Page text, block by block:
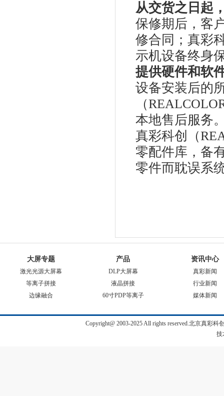
从交货之日起
保修期后，客
修合同；真彩
示机设备终身
提供硬件和软
设备安装后的
（
本地售后服务
真彩科创（
零配件库，备
零件而耽误系
大屏专题
激光光源大屏幕
等离子拼接
边缘融合
产品
DLP大屏幕
液晶拼接
60寸PDP等离子
资讯中心
真彩新闻
行业新闻
媒体新闻
Copyright@ 2003-2025 All rights reserved.北京真彩
技